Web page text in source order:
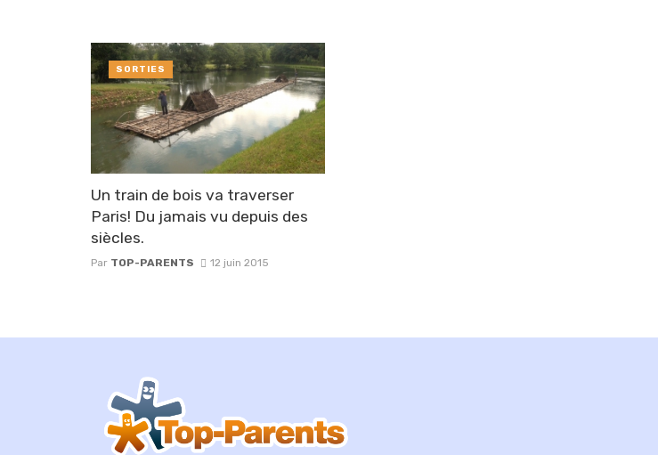
Un train de bois va traverser
Paris! Du jamais vu depuis des
siècles.
Par TOP-PARENTS 12 juin 2015
SORTIES